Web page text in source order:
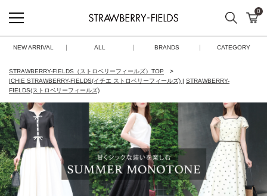
STRAWBERRY-FIELDS
検索 カ
0
NEW ARRIVAL ALL BRANDS CATEGORY
STRAWBERRY-FIELDS（ストロベリーフィールズ）TOP
ICHIE STRAWBERRY-FIELDS(イチエ ストロベリーフィールズ) | STRAWBERRY-
FIELDS(ストロベリーフィールズ)